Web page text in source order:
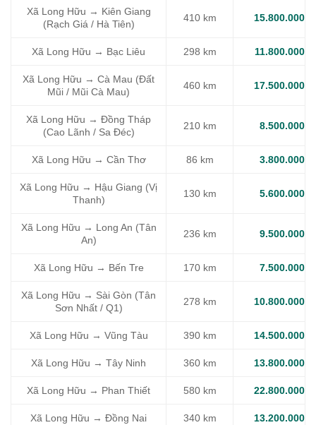
Xã Long Hữu → Kiên Giang
(Rạch Giá / Hà Tiên)
410 km 15.800.000
Xã Long Hữu → Bạc Liêu 298 km 11.800.000
Xã Long Hữu → Cà Mau (Đất
Mũi / Mũi Cà Mau)
460 km 17.500.000
Xã Long Hữu → Đồng Tháp
(Cao Lãnh / Sa Đéc)
210 km 8.500.000
Xã Long Hữu → Cần Thơ 86 km 3.800.000
Xã Long Hữu → Hậu Giang (Vị
Thanh)
130 km 5.600.000
Xã Long Hữu → Long An (Tân
An)
236 km 9.500.000
Xã Long Hữu → Bến Tre 170 km 7.500.000
Xã Long Hữu → Sài Gòn (Tân
Sơn Nhất / Q1)
278 km 10.800.000
Xã Long Hữu → Vũng Tàu 390 km 14.500.000
Xã Long Hữu → Tây Ninh 360 km 13.800.000
Xã Long Hữu → Phan Thiết 580 km 22.800.000
Xã Long Hữu → Đồng Nai 340 km 13.200.000